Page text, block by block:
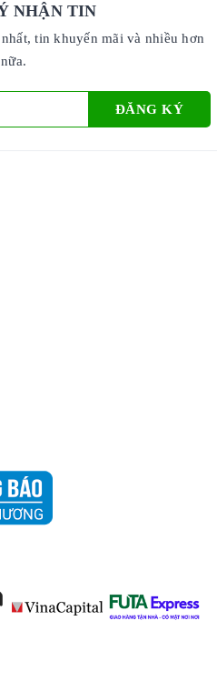
NHẬN TIN
tin khuyến mãi và nhiều hơn
nữa.
ĐĂNG KÝ